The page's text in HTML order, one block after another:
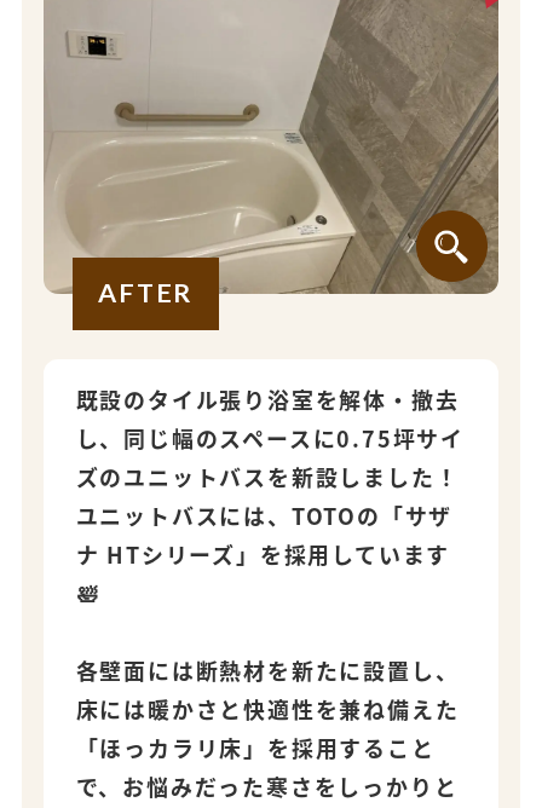
AFTER
既設のタイル張り浴室を解体・撤去
し、同じ幅のスペースに0.75坪サイ
ズのユニットバスを新設しました！
ユニットバスには、TOTOの「サザ
ナ HTシリーズ」を採用しています
🛀
各壁面には断熱材を新たに設置し、
床には暖かさと快適性を兼ね備えた
「ほっカラリ床」を採用すること
で、お悩みだった寒さをしっかりと